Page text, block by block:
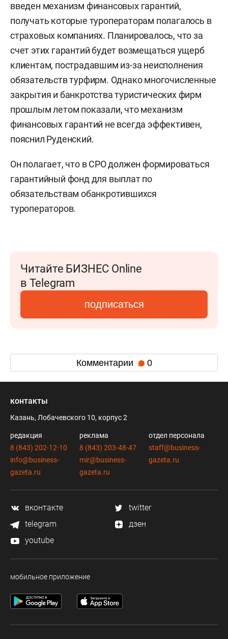
введен механизм финансовых гарантий,
получать которые туроператорам полагалось в
страховых компаниях. Планировалось, что за
счет этих гарантий будет возмещаться ущерб
клиентам, пострадавшим из-за неисполнения
обязательств турфирм. Однако многочисленные
закрытия и банкротства туристических фирм
прошлым летом показали, что механизм
финансовых гарантий не всегда эффективен,
пояснил Руденский.
Он полагает, что в СРО должен формироваться
гарантийный фонд для выплат по
обязательствам обанкротившихся
туроператоров.
Читайте БИЗНЕС Online
в Telegram
подписаться
Комментарии 0
контакты
Казань, Лобачевского 10, корпус 2
редакция
8 (843) 202-12-10
info@business-
gazeta.ru
реклама
8 (843) 203-48-47
mir@business-
gazeta.ru
отдел персонала
staff@business-
gazeta.ru
вконтакте
twitter
telegram
дзен
youtube
мобильное приложение